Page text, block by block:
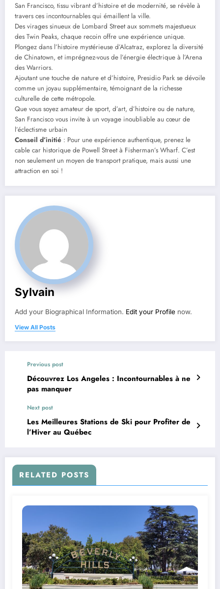
San Francisco, tissu vibrant d’histoire et de modernité, se révèle à
travers ces incontournables qui émaillent la ville.
Des virages sinueux de Lombard Street aux sommets majestueux
des Twin Peaks, chaque recoin offre une expérience unique.
Plongez dans l’histoire mystérieuse d’Alcatraz, explorez la diversité
de Chinatown, et imprégnez-vous de l’énergie électrique à l’Arena
des Warriors.
Ajoutant une touche de nature et d’histoire, Presidio Park se dévoile
comme un joyau supplémentaire, témoignant de la richesse
culturelle de cette métropole.
Que vous soyez amateur de sport, d’art, d’histoire ou de nature,
San Francisco vous invite à un voyage inoubliable au cœur de
l’éclectisme urbain
Conseil d’initié : Pour une expérience authentique, prenez le
cable car historique de Powell Street à Fisherman’s Wharf. C’est
non seulement un moyen de transport pratique, mais aussi une
attraction en soi !
Sylvain
Add your Biographical Information. Edit your Profile now.
View All Posts
Previous post
Découvrez Los Angeles : Incontournables à ne
pas manquer
Next post
Les Meilleures Stations de Ski pour Profiter de
l’Hiver au Québec
RELATED POSTS